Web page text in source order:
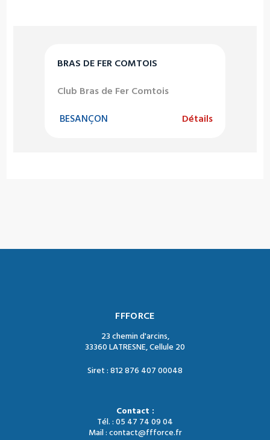
BRAS DE FER COMTOIS
Club Bras de Fer Comtois
BESANÇON Détails
FFFORCE
23 chemin d'arcins,
33360 LATRESNE, Cellule 20
Siret : 812 876 407 00048
Contact :
Tél. : 05 47 74 09 04
Mail : contact@ffforce.fr